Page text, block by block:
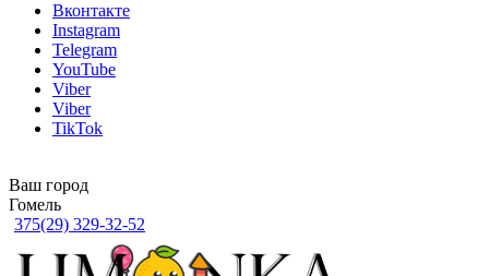
Вконтакте
Instagram
Telegram
YouTube
Viber
Viber
TikTok
Ваш город
Гомель
375(29) 329-32-52